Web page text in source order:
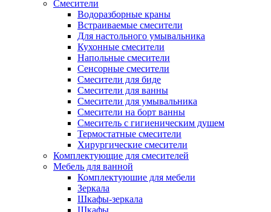
Смесители
Водоразборные краны
Встраиваемые смесители
Для настольного умывальника
Кухонные смесители
Напольные смесители
Сенсорные смесители
Смесители для биде
Смесители для ванны
Смесители для умывальника
Смесители на борт ванны
Смеситель с гигиеническим душем
Термостатные смесители
Хирургические смесители
Комплектующие для смесителей
Мебель для ванной
Комплектуюшие для мебели
Зеркала
Шкафы-зеркала
Шкафы